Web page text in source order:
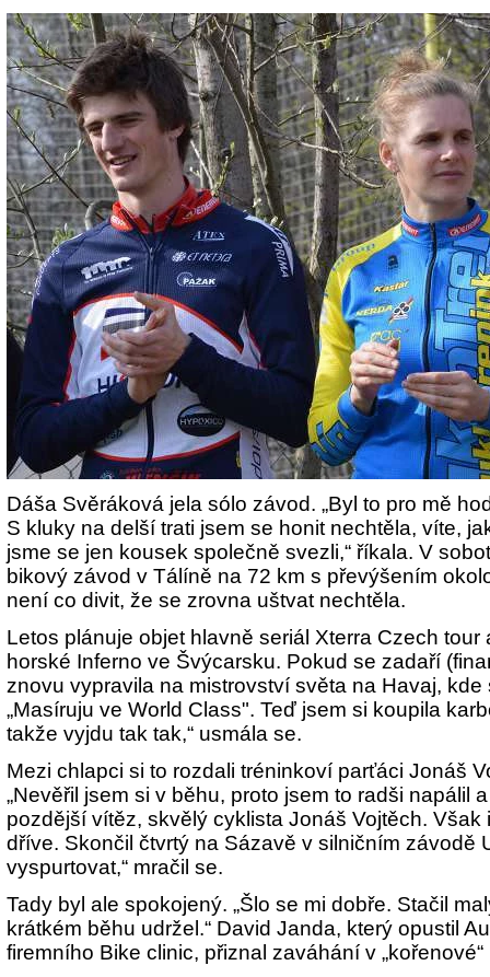
Dáša Svěráková jela sólo závod. „Byl to pro mě
S kluky na delší trati jsem se honit nechtěla, víte,
jsme se jen kousek společně svezli,“ říkala. V
bikový závod v Tálíně na 72 km s převýšením
není co divit, že se zrovna uštvat nechtěla.
Letos plánuje objet hlavně seriál Xterra Czech tour
horské Inferno ve Švýcarsku. Pokud se zadaří
znovu vypravila na mistrovství světa na Havaj, kde
„Masíruju ve World Class". Teď jsem si koupila
takže vyjdu tak tak,“ usmála se.
Mezi chlapci si to rozdali tréninkoví parťáci Jonáš
„Nevěřil jsem si v běhu, proto jsem to radši napálil
pozdější vítěz, skvělý cyklista Jonáš Vojtěch. Však
dříve. Skončil čtvrtý na Sázavě v silničním závodě
vyspurtovat,“ mračil se.
Tady byl ale spokojený. „Šlo se mi dobře. Stačil
krátkém běhu udržel.“ David Janda, který opustil
firemního Bike clinic, přiznal zaváhání v